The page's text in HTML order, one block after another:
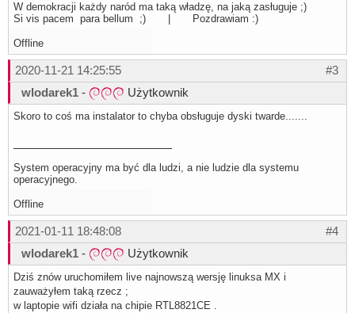
W demokracji każdy naród ma taką władzę, na jaką zasługuje ;)
Si vis pacem para bellum ;) | Pozdrawiam :)
Offline
#3
2020-11-21 14:25:55
wlodarek1 - Użytkownik
Skoro to coś ma instalator to chyba obsługuje dyski twarde.......
System operacyjny ma być dla ludzi, a nie ludzie dla systemu
operacyjnego.
Offline
#4
2021-01-11 18:48:08
wlodarek1 - Użytkownik
Dziś znów uruchomiłem live najnowszą wersję linuksa MX i
zauważyłem taką rzecz ;
w laptopie wifi działa na chipie RTL8821CE .